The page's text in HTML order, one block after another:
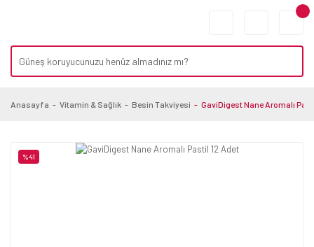
Anasayfa Vitamin & Sağlık Besin Takviyesi GaviDigest Nane Aromalı
%41